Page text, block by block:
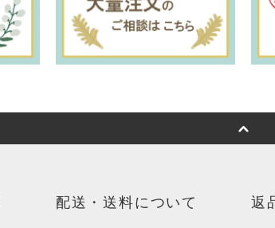
配送・送料について 返